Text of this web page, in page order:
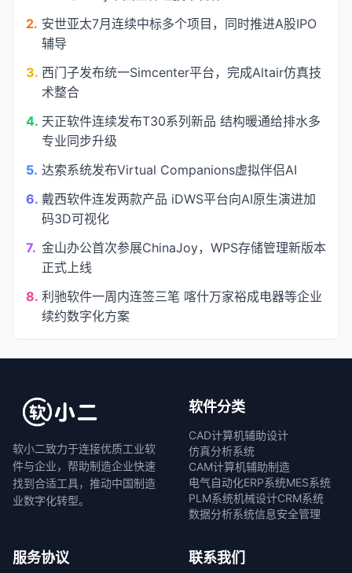
2. 安世亚太7月连续中标多个项目，同时推进A股IPO
辅导
3. 西门子发布统一Simcenter平台，完成Altair仿真技
术整合
4. 天正软件连续发布T30系列新品 结构暖通给排水多
专业同步升级
5. 达索系统发布Virtual Companions虚拟伴侣AI
6. 戴西软件连发两款产品 iDWS平台向AI原生演进加
码3D可视化
7. 金山办公首次参展ChinaJoy，WPS存储管理新版本
正式上线
8. 利驰软件一周内连签三笔 喀什万家裕成电器等企业
续约数字化方案
软小二致力于连接优质工业软
件与企业，帮助制造企业快速
找到合适工具，推动中国制造
业数字化转型。
软件分类
CAD计算机辅助设计
仿真分析系统
CAM计算机辅助制造
电气自动化ERP系统MES系统
PLM系统机械设计CRM系统
数据分析系统信息安全管理
服务协议 联系我们